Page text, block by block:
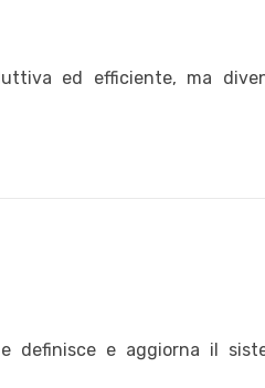
ed efficiente, ma
definisce e aggiorna il